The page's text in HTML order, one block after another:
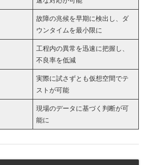
故障の兆候を早期に検出し、ダ
ウンタイムを最小限に
工程内の異常を迅速に把握し、
不良率を低減
実際に試さずとも仮想空間でテ
ストが可能
現場のデータに基づく判断が可
能に